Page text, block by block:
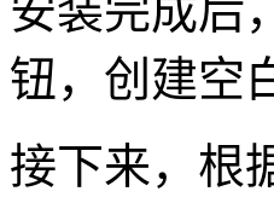
安装完成后
钮，创建空
接下来，根